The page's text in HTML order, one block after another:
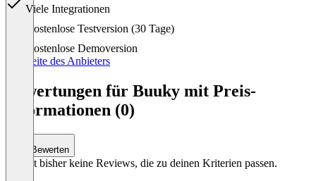
Viele Integrationen
Kostenlose Testversion (30 Tage)
Kostenlose Demoversion
Preisseite des Anbieters
Bewertungen für Buuky mit Preis-
Informationen (0)
Bewerten
Es gibt bisher keine Reviews, die zu deinen Kriterien passen.